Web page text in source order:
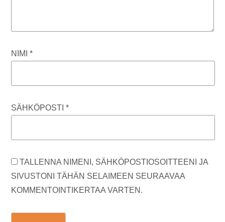
NIMI*
SÄHKÖPOSTI*
TALLENNA NIMENI, SÄHKÖPOSTIOSOITTEENI JA
SIVUSTONI TÄHÄN SELAIMEEN SEURAAVAA
KOMMENTOINTIKERTAA VARTEN.